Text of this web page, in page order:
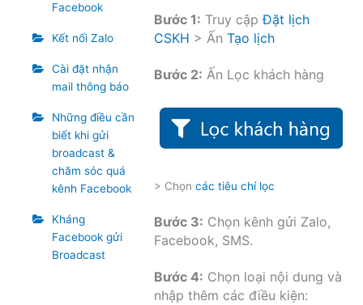
Facebook
Kết nối Zalo
Cài đặt nhận
mail thông báo
Những điều cần
biết khi gửi
broadcast &
chăm sóc quá
kênh Facebook
Kháng
Facebook gửi
Broadcast
Bước 1: Truy cậpĐặt lịch
CSKH > Ấn Tạo lịch
Bước 2: Ấn Lọc khách hàng
> Chọn các tiêu chí lọc
Bước 3: Chọn kênh gửi Zalo,
Facebook, SMS.
Bước 4: Chọn loại nội dung và
nhập thêm các điều kiện: